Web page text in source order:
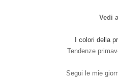
Vedi
I colori della
Tendenze
Segui le mie